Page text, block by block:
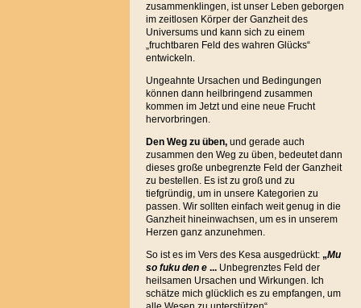
zusammenklingen, ist unser Leben geborgen
im zeitlosen Körper der Ganzheit des
Universums und kann sich zu einem
„fruchtbaren Feld des wahren Glücks“
entwickeln.
Ungeahnte Ursachen und Bedingungen
können dann heilbringend zusammen
kommen im Jetzt und eine neue Frucht
hervorbringen.
Den Weg zu üben,und gerade auch
zusammen den Weg zu üben, bedeutet dann
dieses große unbegrenzte Feld der Ganzheit
zu bestellen. Es ist zu groß und zu
tiefgründig, um in unsere Kategorien zu
passen. Wir sollten einfach weit genug in die
Ganzheit hineinwachsen, um es in unserem
Herzen ganz anzunehmen.
So ist es im Vers des Kesa ausgedrückt: „Mu
so fuku den e...Unbegrenztes Feld der
heilsamen Ursachen und Wirkungen. Ich
schätze mich glücklich es zu empfangen, um